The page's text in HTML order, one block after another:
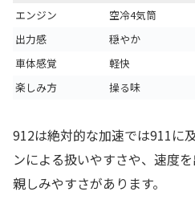
エンジン
空冷4気筒
出力感
穏やか
車体感覚
軽快
楽しみ方
操る味
912は絶対的な加速では911に
ンによる扱いやすさや、速度
親しみやすさがあります。